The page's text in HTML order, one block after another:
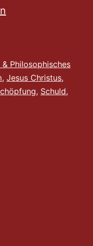
Philosophisches
, Jesus Christus,
, Schuld,